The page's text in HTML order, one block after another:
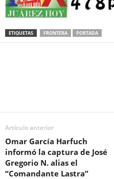
ETIQUETAS FRONTERA PORTADA
Artículo anterior
Omar García Harfuch
informó la captura de José
Gregorio N. alias el
“Comandante Lastra”